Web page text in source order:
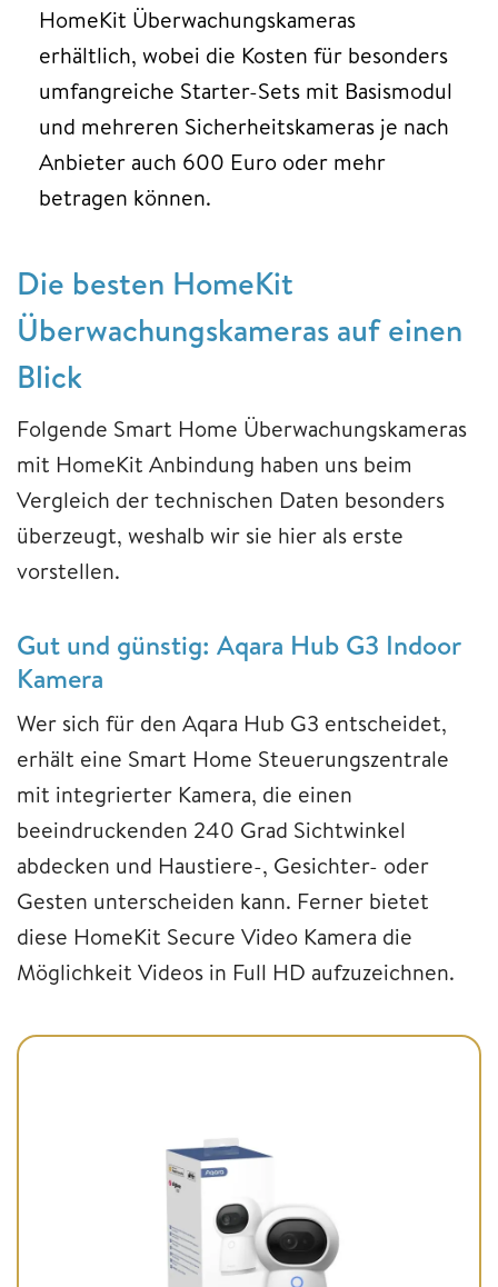
HomeKit Überwachungskameras
erhältlich, wobei die Kosten für besonders
umfangreiche Starter-Sets mit Basismodul
und mehreren Sicherheitskameras je nach
Anbieter auch 600 Euro oder mehr
betragen können.
Die besten HomeKit
Überwachungskameras auf einen
Blick
Folgende Smart Home Überwachungskameras
mit HomeKit Anbindung haben uns beim
Vergleich der technischen Daten besonders
überzeugt, weshalb wir sie hier als erste
vorstellen.
Gut und günstig: Aqara ‎Hub G3 Indoor
Kamera
Wer sich für den Aqara Hub G3 entscheidet,
erhält eine Smart Home Steuerungszentrale
mit integrierter Kamera, die einen
beeindruckenden 240 Grad Sichtwinkel
abdecken und Haustiere-, Gesichter- oder
Gesten unterscheiden kann. Ferner bietet
diese HomeKit Secure Video Kamera die
Möglichkeit Videos in Full HD aufzuzeichnen.